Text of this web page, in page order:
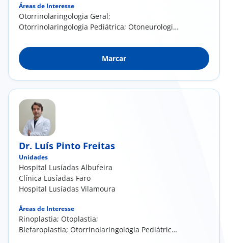
Áreas de Interesse
Otorrinolaringologia Geral;
Otorrinolaringologia Pediátrica; Otoneurologia;
Marcar
Dr. Luís Pinto Freitas
Unidades
Hospital Lusíadas Albufeira
Clínica Lusíadas Faro
Hospital Lusíadas Vilamoura
Áreas de Interesse
Rinoplastia; Otoplastia;
Blefaroplastia; Otorrinolaringologia Pediátrica;